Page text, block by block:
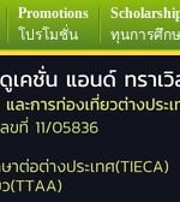
Promotions
โปรโมชั่น
ทุนการศึก